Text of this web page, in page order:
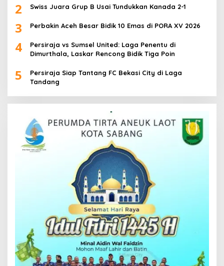
2 Swiss Juara Grup B Usai Tundukkan Kanada 2-1
3 Perbakin Aceh Besar Bidik 10 Emas di PORA XV 2026
4
Persiraja vs Sumsel United: Laga Penentu di
Dimurthala, Laskar Rencong Bidik Tiga Poin
5
Persiraja Siap Tantang FC Bekasi City di Laga
Tandang